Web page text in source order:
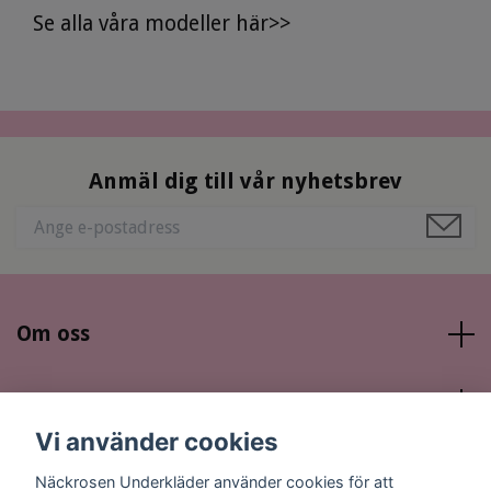
Se alla våra modeller här>>
Anmäl dig till vår nyhetsbrev
Om oss
Sociala medier
Vi använder cookies
Näckrosen Underkläder använder cookies för att